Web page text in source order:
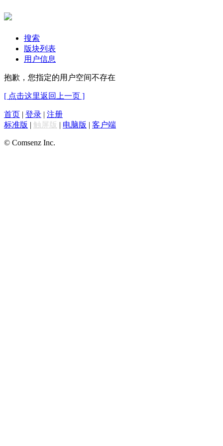
搜索
版块列表
用户信息
抱歉，您指定的用户空间不存在
[ 点击这里返回上一页 ]
首页 | 登录 | 注册
标准版 | 触屏版 | 电脑版 | 客户端
© Comsenz Inc.